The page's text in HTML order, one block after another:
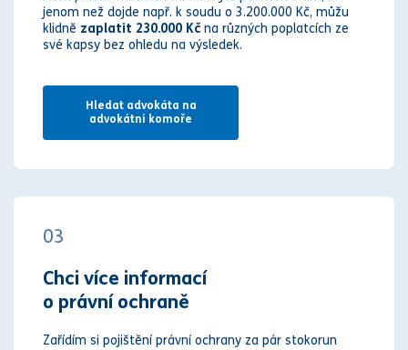
jenom než dojde např. k soudu o 3.200.000 Kč, můžu
klidně zaplatit 230.000 Kč na různých poplatcích ze
své kapsy bez ohledu na výsledek.
Hledat advokáta na
advokátní komoře
03
Chci více informací
o právní ochraně
Zařídím si pojištění právní ochrany za pár stokorun